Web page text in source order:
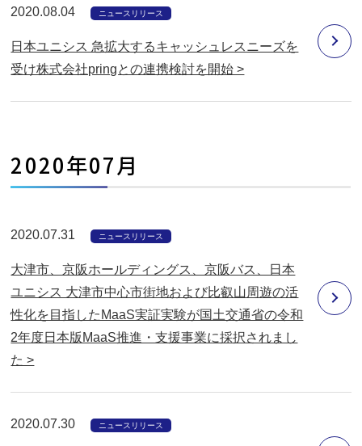
2020.08.04 ニュースリリース
日本ユニシス 急拡大するキャッシュレスニーズを
受け株式会社pringとの連携検討を開始 >
2020年07月
2020.07.31 ニュースリリース
大津市、京阪ホールディングス、京阪バス、日本
ユニシス 大津市中心市街地および比叡山周遊の活
性化を目指したMaaS実証実験が国土交通省の令和
2年度日本版MaaS推進・支援事業に採択されまし
た >
2020.07.30 ニュースリリース